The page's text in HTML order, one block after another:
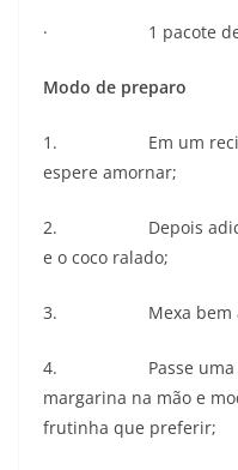
· 1 pacote de
Modo de preparo
1. Em um
espere amornar;
2. Depois adicione
e o coco ralado;
3. Mexa bem até
4. Passe uma
margarina na mão e
frutinha que preferir;